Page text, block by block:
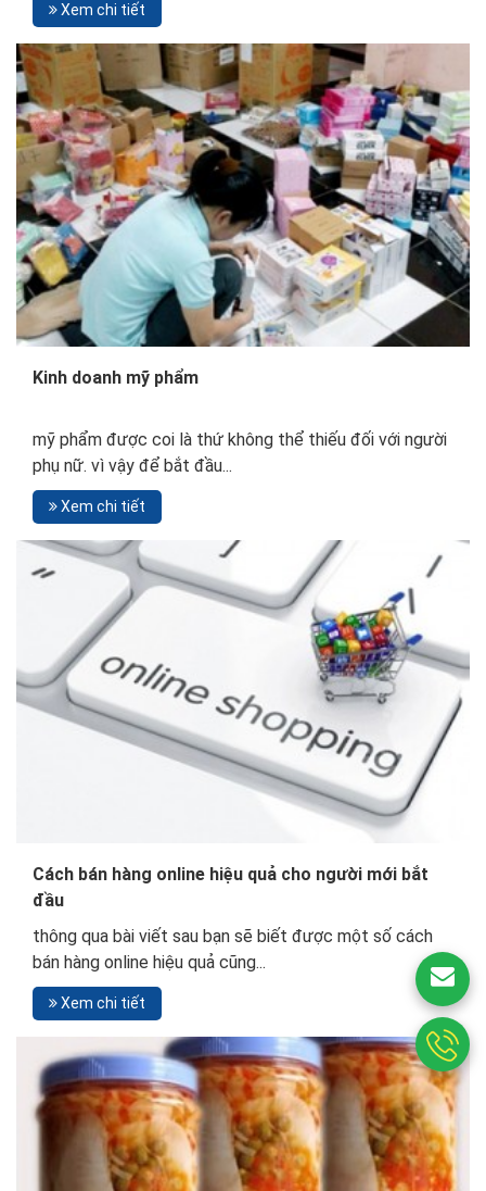
Xem chi tiết
Kinh doanh mỹ phẩm
mỹ phẩm được coi là thứ không thể thiếu đối với người
phụ nữ. vì vậy để bắt đầu...
Xem chi tiết
Cách bán hàng online hiệu quả cho người mới bắt
đầu
thông qua bài viết sau bạn sẽ biết được một số cách
bán hàng online hiệu quả cũng...
Xem chi tiết